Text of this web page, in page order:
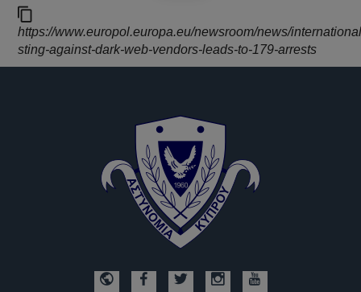
https://www.europol.europa.eu/newsroom/news/
sting-against-dark-web-vendors-leads-to-179-arrests